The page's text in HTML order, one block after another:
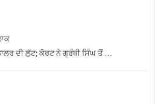
ਦੀ ਲੁੱਟ; ਕੋਰਟ ਨੇ ਗ੍ਰੰਥੀ ਸਿੰਘ ਤੋਂ …